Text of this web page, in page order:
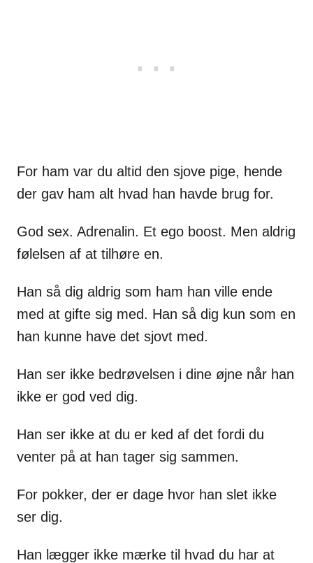
For ham var du altid den sjove pige, hende
der gav ham alt hvad han havde brug for.
God sex. Adrenalin. Et ego boost. Men aldrig
følelsen af at tilhøre en.
Han så dig aldrig som ham han ville ende
med at gifte sig med. Han så dig kun som en
han kunne have det sjovt med.
Han ser ikke bedrøvelsen i dine øjne når han
ikke er god ved dig.
Han ser ikke at du er ked af det fordi du
venter på at han tager sig sammen.
For pokker, der er dage hvor han slet ikke
ser dig.
Han lægger ikke mærke til hvad du har at